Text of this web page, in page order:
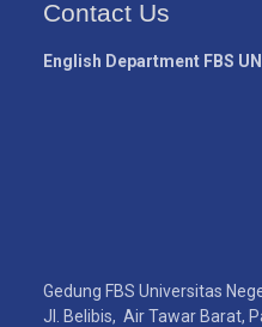
Contact Us
English Department FBS
Gedung FBS Universitas
Jl. Belibis, Air Tawar Barat,